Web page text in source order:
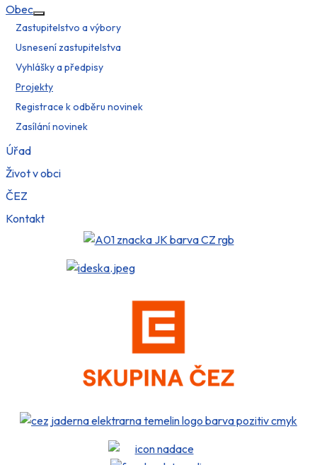
Obec
Více o: Obec
Zastupitelstvo a výbory
Usnesení zastupitelstva
Vyhlášky a předpisy
Projekty
Registrace k odběru novinek
Zasílání novinek
Úřad
Život v obci
ČEZ
Kontakt